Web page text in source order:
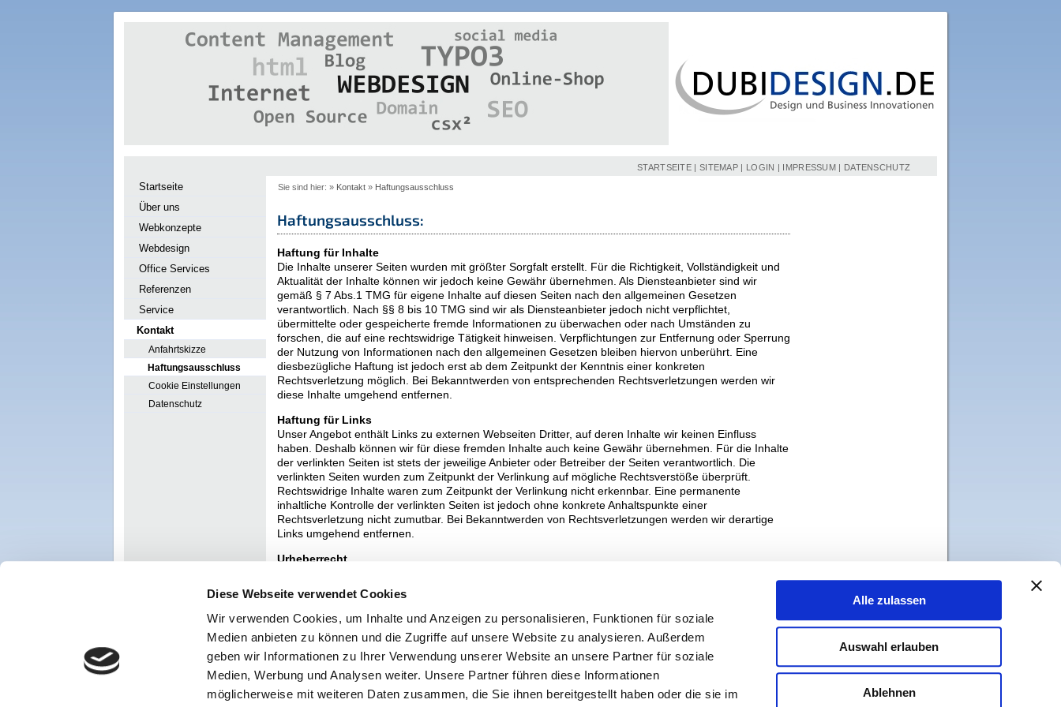
Diese Webseite verwendet Cookies
Wir verwenden Cookies, um Inhalte und Anzeigen zu personalisieren, Funktionen für soziale
Medien anbieten zu können und die Zugriffe auf unsere Website zu analysieren. Außerdem
geben wir Informationen zu Ihrer Verwendung unserer Website an unsere Partner für soziale
Medien, Werbung und Analysen weiter. Unsere Partner führen diese Informationen
möglicherweise mit weiteren Daten zusammen, die Sie ihnen bereitgestellt haben oder die sie im
Alle zulassen
Auswahl erlauben
Ablehnen
STARTSEITE | SITEMAP | LOGIN | IMPRESSUM | DATENSCHUTZ
Startseite
Über uns
Webkonzepte
Webdesign
Office Services
Referenzen
Service
Kontakt
Anfahrtskizze
Haftungsausschluss
Cookie Einstellungen
Datenschutz
Sie sind hier: » Kontakt » Haftungsausschluss
Haftungsausschluss:
Haftung für Inhalte
Die Inhalte unserer Seiten wurden mit größter Sorgfalt erstellt. Für die Richtigkeit, Vollständigkeit und
Aktualität der Inhalte können wir jedoch keine Gewähr übernehmen. Als Diensteanbieter sind wir
gemäß § 7 Abs.1 TMG für eigene Inhalte auf diesen Seiten nach den allgemeinen Gesetzen
verantwortlich. Nach §§ 8 bis 10 TMG sind wir als Diensteanbieter jedoch nicht verpflichtet,
übermittelte oder gespeicherte fremde Informationen zu überwachen oder nach Umständen zu
forschen, die auf eine rechtswidrige Tätigkeit hinweisen. Verpflichtungen zur Entfernung oder Sperrung
der Nutzung von Informationen nach den allgemeinen Gesetzen bleiben hiervon unberührt. Eine
diesbezügliche Haftung ist jedoch erst ab dem Zeitpunkt der Kenntnis einer konkreten
Rechtsverletzung möglich. Bei Bekanntwerden von entsprechenden Rechtsverletzungen werden wir
diese Inhalte umgehend entfernen.
Haftung für Links
Unser Angebot enthält Links zu externen Webseiten Dritter, auf deren Inhalte wir keinen Einfluss
haben. Deshalb können wir für diese fremden Inhalte auch keine Gewähr übernehmen. Für die Inhalte
der verlinkten Seiten ist stets der jeweilige Anbieter oder Betreiber der Seiten verantwortlich. Die
verlinkten Seiten wurden zum Zeitpunkt der Verlinkung auf mögliche Rechtsverstöße überprüft.
Rechtswidrige Inhalte waren zum Zeitpunkt der Verlinkung nicht erkennbar. Eine permanente
inhaltliche Kontrolle der verlinkten Seiten ist jedoch ohne konkrete Anhaltspunkte einer
Rechtsverletzung nicht zumutbar. Bei Bekanntwerden von Rechtsverletzungen werden wir derartige
Links umgehend entfernen.
Urheberrecht
deutschen Urheberrecht. Die Vervielfältigung, Bearbeitung, Verbreitung und jede Art der Verwertung
außerhalb der Grenzen des Urheberrechtes bedürfen der schriftlichen Zustimmung des jeweiligen
Autors bzw. Erstellers. Downloads und Kopien dieser Seite sind nur für den privaten, nicht
wurden, werden die Urheberrechte Dritter beachtet. Sollten Sie trotzdem auf eine
Urheberrechtsverletzung aufmerksam werden, bitten wir um einen entsprechenden Hinweis. Bei
Bekanntwerden von Rechtsverletzungen werden wir derartige Inhalte umgehend entfernen.